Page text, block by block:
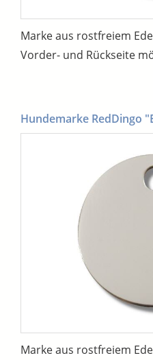
Marke aus rostfreiem
Vorder- und Rückseite
Hundemarke RedDingo
Marke aus rostfreiem